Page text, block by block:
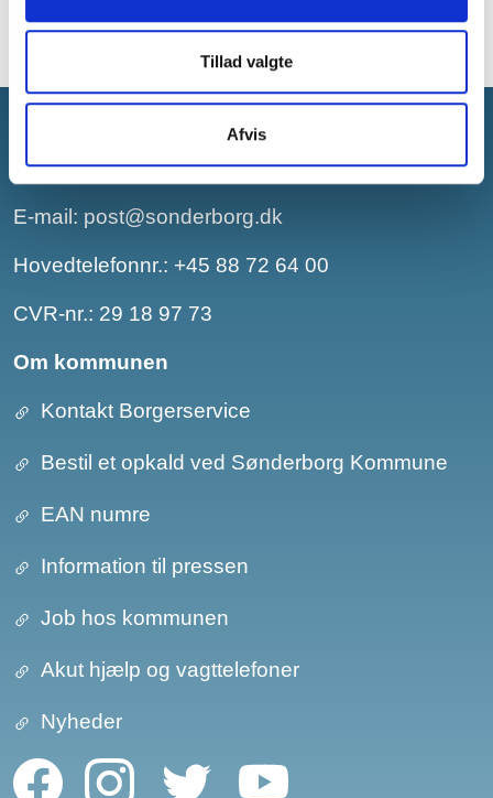
Tillad valgte
Afvis
Sønderborg Kommune
E-mail: post@sonderborg.dk
Hovedtelefonnr.: +45 88 72 64 00
CVR-nr.: 29 18 97 73
Om kommunen
Kontakt Borgerservice
Bestil et opkald ved Sønderborg Kommune
EAN numre
Information til pressen
Job hos kommunen
Akut hjælp og vagttelefoner
Nyheder